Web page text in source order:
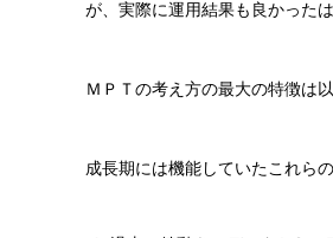
が、実際に運用結果も良かったは
ＭＰＴの考え方の最大の特徴は
成長期には機能していたこれら